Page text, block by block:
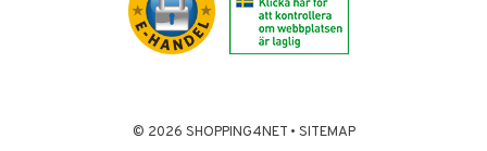
© 2026 SHOPPING4NET • SITEMAP